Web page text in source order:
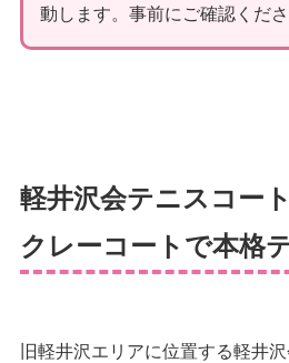
動します。事前にご確認くださ
軽井沢会テニスコー
クレーコートで本格
旧軽井沢エリアに位置する軽井